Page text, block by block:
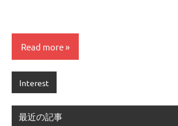
Read more
Interest
最近の記事